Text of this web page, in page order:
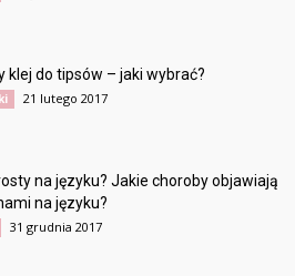
klej do tipsów – jaki wybrać?
21 lutego 2017
na języku? Jakie choroby objawiają
na języku?
31 grudnia 2017